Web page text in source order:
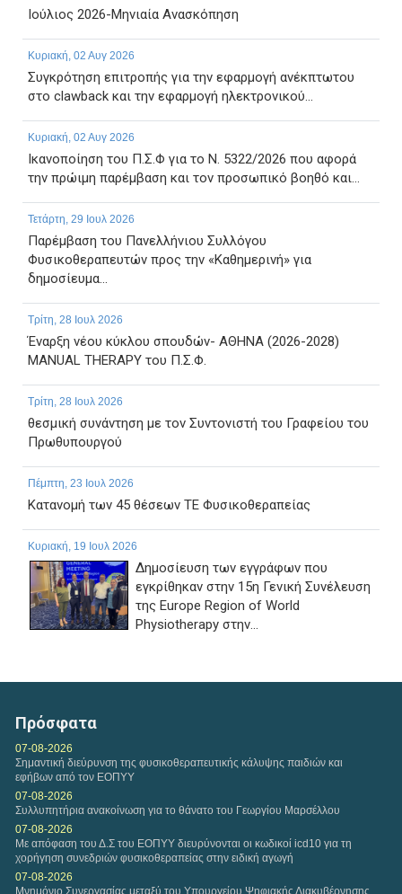
Ιούλιος 2026-Μηνιαία Ανασκόπηση
Κυριακή, 02 Αυγ 2026
Συγκρότηση επιτροπής για την εφαρμογή ανέκπτωτου
στο clawback και την εφαρμογή ηλεκτρονικού...
Κυριακή, 02 Αυγ 2026
Ικανοποίηση του Π.Σ.Φ για το Ν. 5322/2026 που αφορά
την πρώιμη παρέμβαση και τον προσωπικό βοηθό και...
Τετάρτη, 29 Ιουλ 2026
Παρέμβαση του Πανελλήνιου Συλλόγου
Φυσικοθεραπευτών προς την «Καθημερινή» για
δημοσίευμα...
Τρίτη, 28 Ιουλ 2026
Έναρξη νέου κύκλου σπουδών- ΑΘΗΝΑ (2026-2028)
MANUAL THERAPY του Π.Σ.Φ.
Τρίτη, 28 Ιουλ 2026
θεσμική συνάντηση με τον Συντονιστή του Γραφείου του
Πρωθυπουργού
Πέμπτη, 23 Ιουλ 2026
Κατανομή των 45 θέσεων ΤΕ Φυσικοθεραπείας
Κυριακή, 19 Ιουλ 2026
Δημοσίευση των εγγράφων που
εγκρίθηκαν στην 15η Γενική Συνέλευση
της Europe Region of World
Physiotherapy στην...
ΠΑΡΑΤΑΣΗ ΗΜΕΡΟΜΗΝΙΑΣ ΥΠΟΒΟΛΗΣ
ΕΚΔΗΛΩΣΗΣ ΕΝΔΙΑΦΕΡΟΝΤΟΣ...
Πρόσφατα
07-08-2026
Σημαντική διεύρυνση της φυσικοθεραπευτικής κάλυψης παιδιών και
εφήβων από τον ΕΟΠΥΥ
07-08-2026
Συλλυπητήρια ανακοίνωση για το θάνατο του Γεωργίου Μαρσέλλου
07-08-2026
Με απόφαση του Δ.Σ του ΕΟΠΥΥ διευρύνονται οι κωδικοί icd10 για τη
χορήγηση συνεδριών φυσικοθεραπείας στην ειδική αγωγή
07-08-2026
Μνημόνιο Συνεργασίας μεταξύ του Υπουργείου Ψηφιακής Διακυβέρνησης